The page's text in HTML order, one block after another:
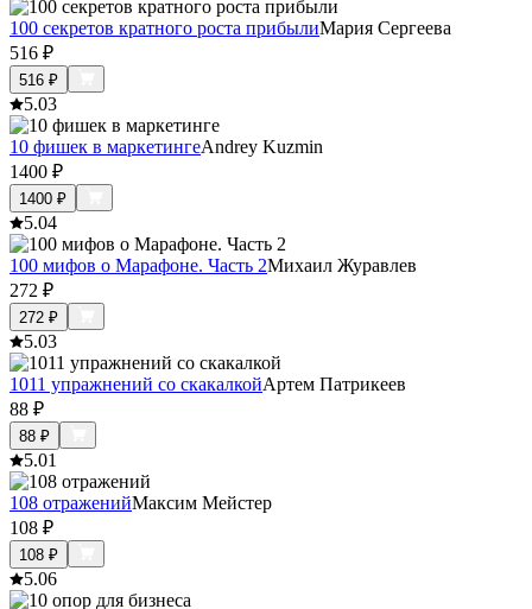
100 секретов кратного роста прибылиМария Сергеева
516 ₽
516 ₽
5.03
10 фишек в маркетингеAndrey Kuzmin
1400 ₽
1400 ₽
5.04
100 мифов о Марафоне. Часть 2Михаил Журавлев
272 ₽
272 ₽
5.03
1011 упражнений со скакалкойАртем Патрикеев
88 ₽
88 ₽
5.01
108 отраженийМаксим Мейстер
108 ₽
108 ₽
5.06